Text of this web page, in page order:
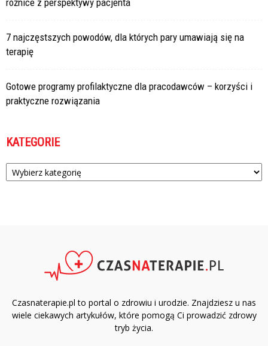
różnice z perspektywy pacjenta
7 najczęstszych powodów, dla których pary umawiają się na
terapię
Gotowe programy profilaktyczne dla pracodawców – korzyści i
praktyczne rozwiązania
KATEGORIE
Kategorie
Czasnaterapie.pl to portal o zdrowiu i urodzie. Znajdziesz u nas
wiele ciekawych artykułów, które pomogą Ci prowadzić zdrowy
tryb życia.